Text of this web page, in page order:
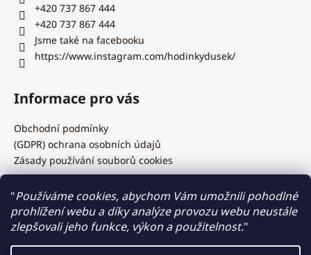
"Používáme cookies, abychom Vám umožnili pohodlné
prohlížení webu a díky analýze provozu webu neustále
zlepšovali jeho funkce, výkon a použitelnost."
+420 737 867 444
+420 737 867 444
Jsme také na facebooku
https://www.instagram.com/hodinkydusek/
Informace pro vás
Obchodní podmínky
(GDPR) ochrana osobních údajů
Zásady používání souborů cookies
Hodinky Dušek.cz